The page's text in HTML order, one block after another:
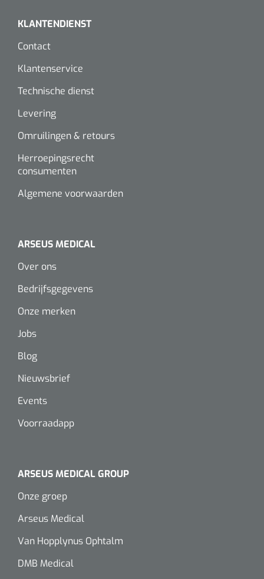
KLANTENDIENST
Contact
Klantenservice
Technische dienst
Levering
Omruilingen & retours
Herroepingsrecht
consumenten
Algemene voorwaarden
ARSEUS MEDICAL
Over ons
Bedrijfsgegevens
Onze merken
Jobs
Blog
Nieuwsbrief
Events
Voorraadapp
ARSEUS MEDICAL GROUP
Onze groep
Arseus Medical
Van Hopplynus Ophtalm
DMB Medical